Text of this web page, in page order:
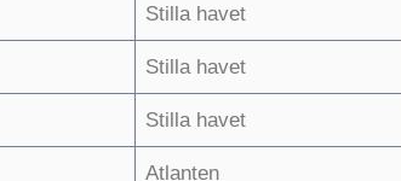
Stilla havet
Stilla havet
Stilla havet
Atlanten